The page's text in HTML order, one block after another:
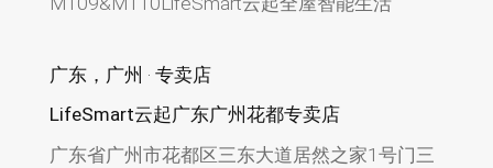
广东，广州 · 专卖店
LifeSmart云起广东广州花都专卖店
广东省广州市花都区三东大道居然之家1号门三